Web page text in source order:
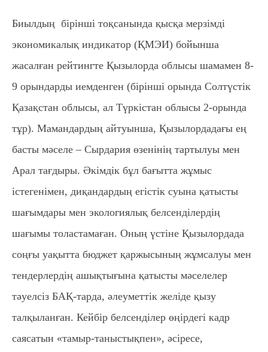
Биылдың бірінші тоқсанында қысқа мерзімді
экономикалық индикатор (ҚМЭИ) бойынша
жасалған рейтингте Қызылорда облысы шамамен 8-
9 орындарды иемденген (бірінші орында Солтүстік
Қазақстан облысы, ал Түркістан облысы 2-орында
тұр). Мамандардың айтуынша, Қызылордадағы ең
басты мәселе – Сырдария өзенінің тартылуы мен
Арал тағдыры. Әкімдік бұл бағытта жұмыс
істегенімен, диқандардың егістік суына қатысты
шағымдары мен экологиялық белсенділердің
шағымы толастамаған. Оның үстіне Қызылордада
соңғы уақытта бюджет қаржысының жұмсалуы мен
тендерлердің ашықтығына қатысты мәселелер
тәуелсіз БАҚ-тарда, әлеуметтік желіде қызу
талқыланған. Кейбір белсенділер өңірдегі кадр
саясатын «тамыр-таныстықпен», әсіресе,